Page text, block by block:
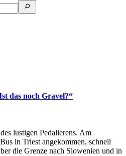
das noch Gravel?“
lustigen Pedalierens. Am
in Triest angekommen, schnell
die Grenze nach Slowenien und in